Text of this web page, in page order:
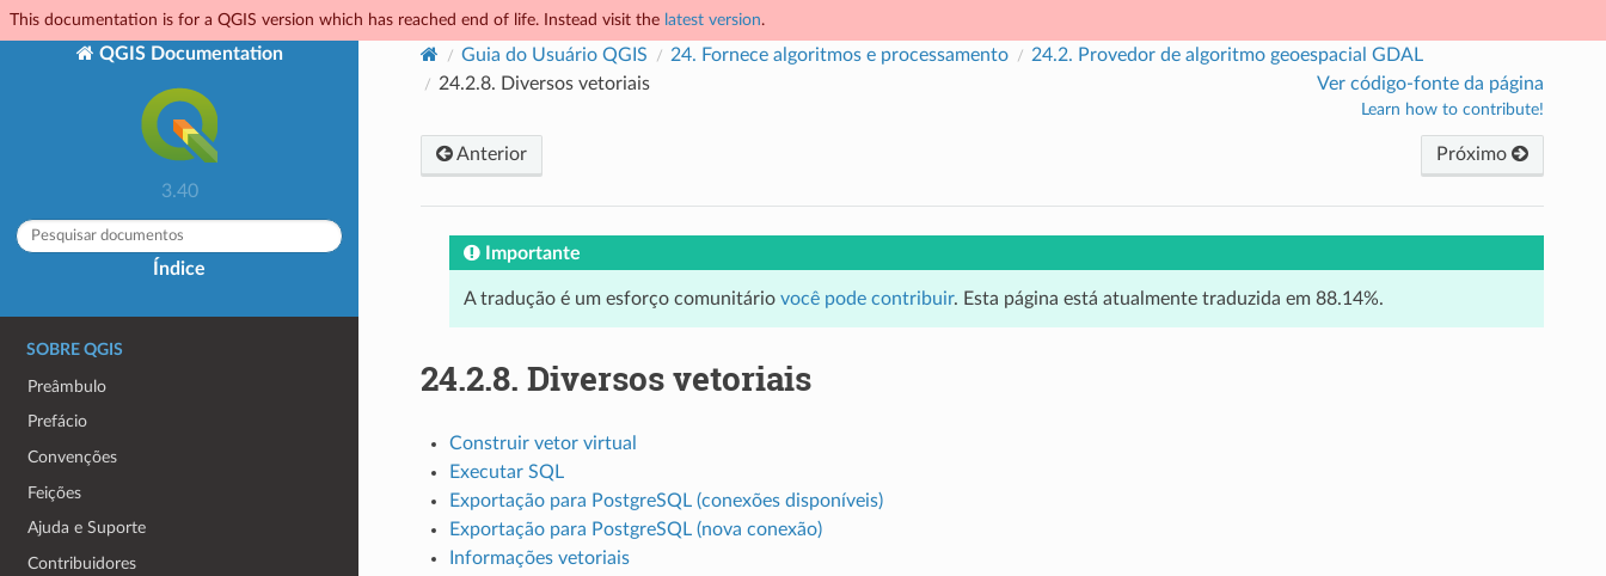
This documentation is for a QGIS version which has reached end of life. Instead visit the latest version.
QGIS Documentation
3.40
Índice
SOBRE QGIS
Preâmbulo
Prefácio
Convenções
Feições
Ajuda e Suporte
Contribuidores
Guia do Usuário QGIS 24. Fornece algoritmos e processamento 24.2. Provedor de algoritmo geoespacial GDAL
24.2.8. Diversos vetoriais Ver código-fonte da página
Learn how to contribute!
Anterior Próximo
Importante
A tradução é um esforço comunitário você pode contribuir. Esta página está atualmente traduzida em 88.14%.
24.2.8. Diversos vetoriais
Construir vetor virtual
Executar SQL
Exportação para PostgreSQL (conexões disponíveis)
Exportação para PostgreSQL (nova conexão)
Informações vetoriais